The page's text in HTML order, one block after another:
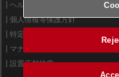
ヘルプ
個人情報等保護方針
特定商取引法に基づく表示
マナー＆ルール
設置店舗検索